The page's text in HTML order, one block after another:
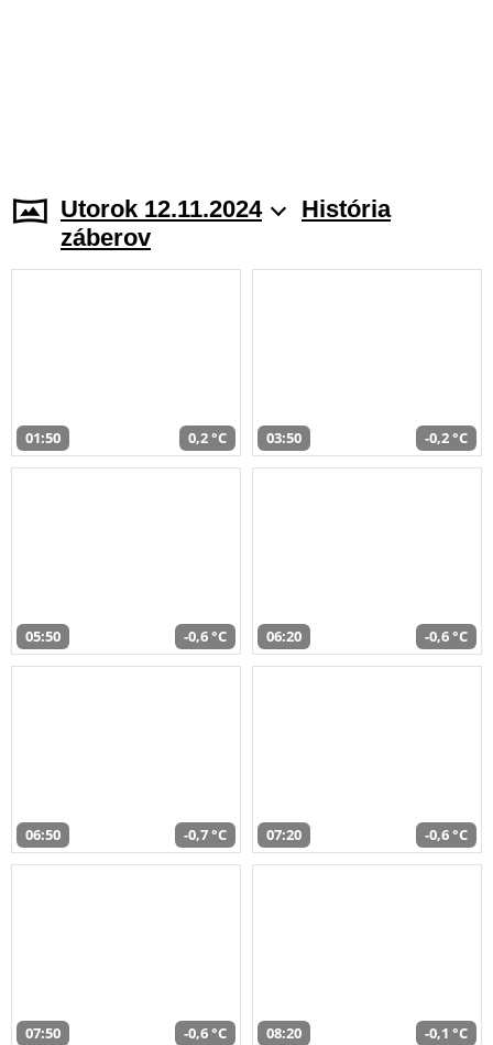
Utorok 12.11.2024
História
záberov
01:50 0,2 °C 03:50 -0,2 °C
05:50 -0,6 °C 06:20 -0,6 °C
06:50 -0,7 °C 07:20 -0,6 °C
07:50 -0,6 °C 08:20 -0,1 °C